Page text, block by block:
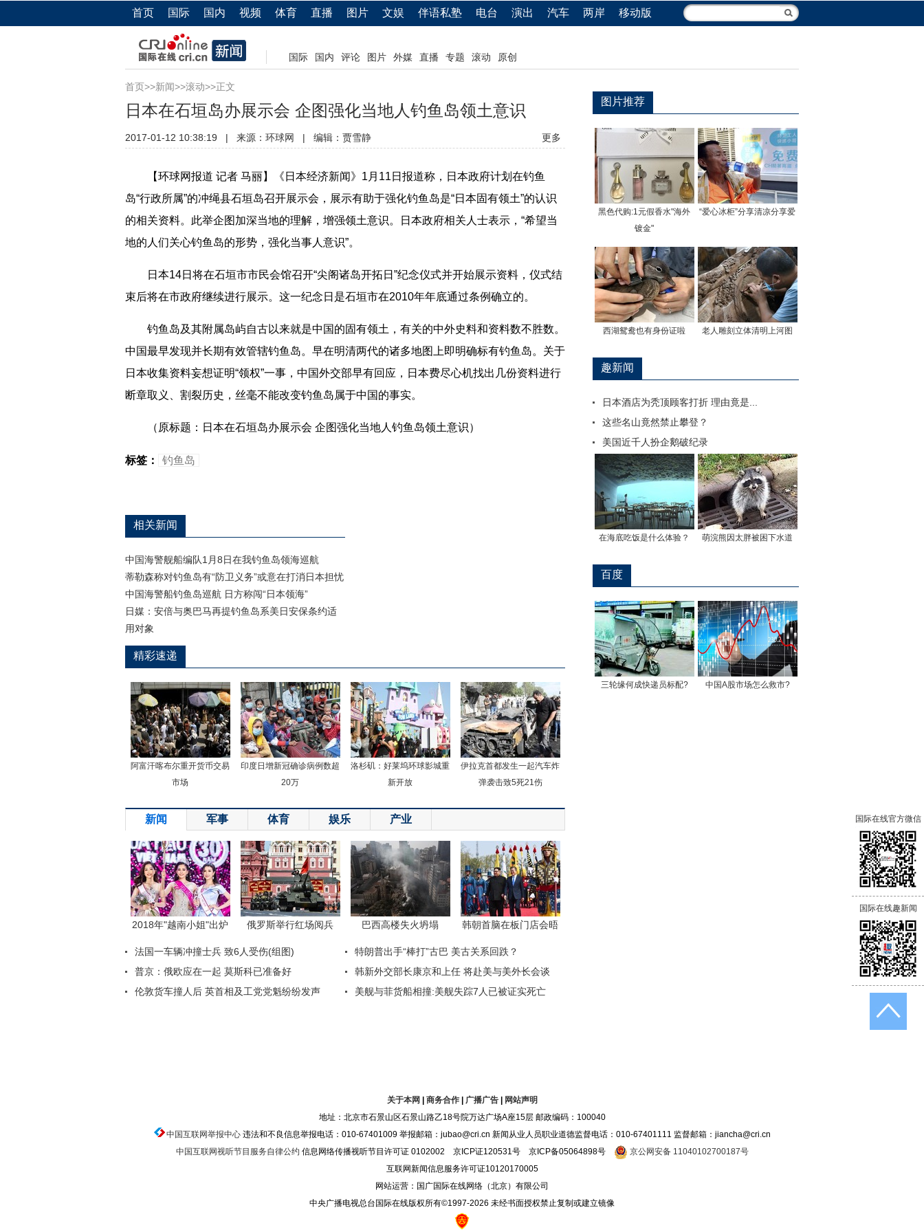
首页 国际 国内 视频 体育 直播 图片 文娱 伴语私塾 电台 演出 汽车 两岸 移动版
国际 国内 评论 图片 外媒 直播 专题 滚动 原创
首页>>新闻>>滚动>>正文
日本在石垣岛办展示会 企图强化当地人钓鱼岛领土意识
2017-01-12 10:38:19 | 来源： 环球网 | 编辑：贾雪静 更多
【环球网报道 记者 马丽】《日本经济新闻》1月11日报道称，日本政府计划在钓鱼
岛“行政所属”的冲绳县石垣岛召开展示会，展示有助于强化钓鱼岛是“日本固有领土”的认识
的相关资料。此举企图加深当地的理解，增强领土意识。日本政府相关人士表示，“希望当
地的人们关心钓鱼岛的形势，强化当事人意识”。
日本14日将在石垣市市民会馆召开“尖阁诸岛开拓日”纪念仪式并开始展示资料，仪式结
束后将在市政府继续进行展示。这一纪念日是石垣市在2010年年底通过条例确立的。
钓鱼岛及其附属岛屿自古以来就是中国的固有领土，有关的中外史料和资料数不胜数。
中国最早发现并长期有效管辖钓鱼岛。早在明清两代的诸多地图上即明确标有钓鱼岛。关于
日本收集资料妄想证明“领权”一事，中国外交部早有回应，日本费尽心机找出几份资料进行
断章取义、割裂历史，丝毫不能改变钓鱼岛属于中国的事实。
（原标题：日本在石垣岛办展示会 企图强化当地人钓鱼岛领土意识）
标签： 钓鱼岛
相关新闻
中国海警舰船编队1月8日在我钓鱼岛领海巡航
蒂勒森称对钓鱼岛有“防卫义务”或意在打消日本担忧
中国海警船钓鱼岛巡航 日方称闯“日本领海”
日媒：安倍与奥巴马再提钓鱼岛系美日安保条约适
用对象
精彩速递
阿富汗喀布尔重开货币交易
市场
印度日增新冠确诊病例数超
20万
洛杉矶：好莱坞环球影城重
新开放
伊拉克首都发生一起汽车炸
弹袭击致5死21伤
新闻 军事 体育 娱乐 产业
图片推荐
黑色代购:1元假香水"海外
镀金"
“爱心冰柜”分享清凉分享爱
西湖鸳鸯也有身份证啦 老人雕刻立体清明上河图
趣新闻
日本酒店为秃顶顾客打折 理由竟是...
这些名山竟然禁止攀登？
美国近千人扮企鹅破纪录
在海底吃饭是什么体验？ 萌浣熊因太胖被困下水道
百度
三轮缘何成快递员标配? 中国A股市场怎么救市?
关于本网 商务合作| 广播广告|
网站声明
地址：北京市石景山区石景山路乙18号院万达广场A座15层 邮政编码：100040
中国互联网举报中心违法和不良信息举报电话：010-67401009 举报邮箱：jubao@cri.cn 新闻从业人员职业道德监督电话：010-67401111 监督邮箱：jiancha@cri.cn
中国互联网视听节目服务自律公约 信息网络传播视听节目许可证 0102002 京ICP证120531号 京ICP备05064898号
京公网安备 11040102700187号
互联网新闻信息服务许可证10120170005
网站运营：国广国际在线网络（北京）有限公司
中央广播电视总台国际在线版权所有©1997-2026 未经书面授权禁止复制或建立镜像
国际在线官方微信
国际在线趣新闻